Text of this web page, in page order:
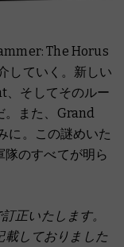
The Horus
していく。新しい
そしてそのルー
。また、Grand
に。この謎めいた
のすべてが明ら
正いたします。
しておりました